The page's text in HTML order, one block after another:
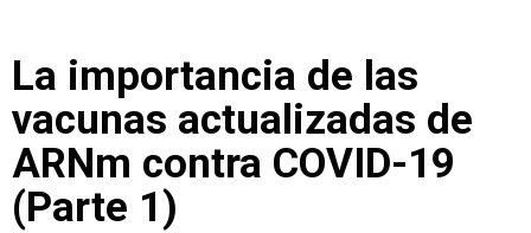
La importancia de las
vacunas actualizadas de
ARNm contra COVID-19
(Parte 1)